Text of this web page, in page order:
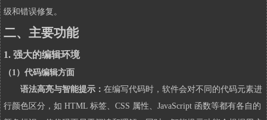
级和错误修复。
二、主要功能
1. 强大的编辑环境
（1）代码编辑方面
语法高亮与智能提示： 在编写代码时，软件会对不同的代码元素进
行颜色区分，如 HTML 标签、CSS 属性、JavaScript 函数等都有各自的